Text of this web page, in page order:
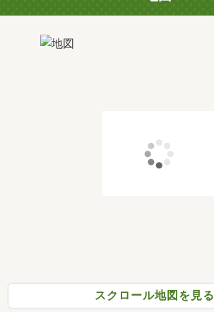
スクロール地図を見る